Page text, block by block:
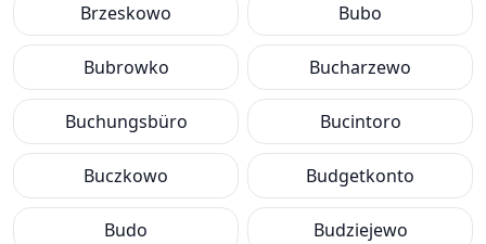
Brzeskowo Bubo
Bubrowko Bucharzewo
Buchungsbüro Bucintoro
Buczkowo Budgetkonto
Budo Budziejewo